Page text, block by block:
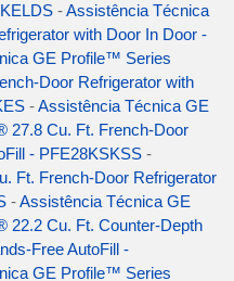
-Assistência Técnica
with Door In Door -
GE Profile™ Series
Door Refrigerator with
-Assistência Técnica GE
27.8 Cu. Ft. French-Door
- PFE28KSKSS -
Ft. French-Door Refrigerator
-Assistência Técnica GE
Cu. Ft. Counter-Depth
Free AutoFill -
GE Profile™ Series